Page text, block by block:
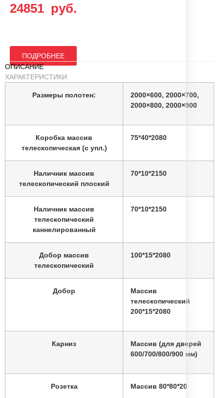
Добор
Карниз
Розетка
Все полотна производятся с
Стандартными по высоте
считаются
Стандартными по ширине
наценка 20%
Нестандарты по ширине:
наценка 10%
наценка 30%
24851 руб.
ПОДРОБНЕЕ
ОПИСАНИЕ
ХАРАКТЕРИСТИКИ
Размеры полотен:
2000×600, 2000×700,
2000×800, 2000×900
Коробка массив
телескопическая (с упл.)
75*40*2080
Наличник массив
телескопический плоский
70*10*2150
Наличник массив
телескопический
каннелированный
70*10*2150
Добор массив
телескопический
100*15*2080
Добор
Массив
телескопический
200*15*2080
Карниз
Массив (для дверей
600/700/800/900 мм)
Розетка Массив 80*80*20